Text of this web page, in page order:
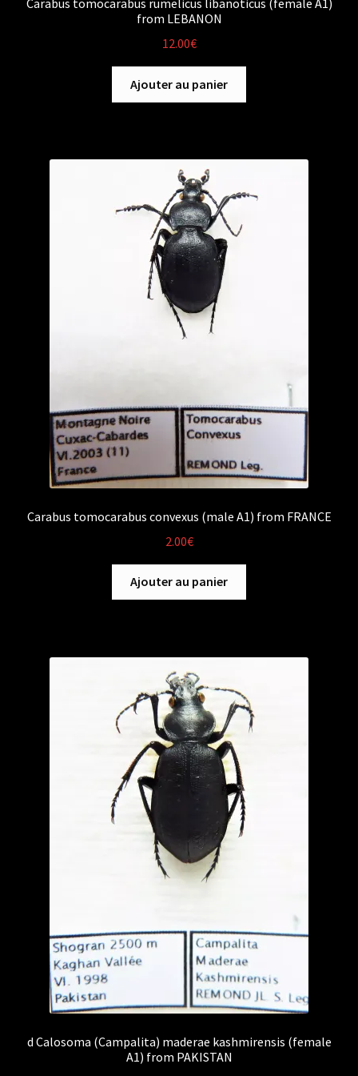
Carabus tomocarabus rumelicus libanoticus (female A1)
from LEBANON
12.00€
Ajouter au panier
Carabus tomocarabus convexus (male A1) from FRANCE
2.00€
Ajouter au panier
d Calosoma (Campalita) maderae kashmirensis (female
A1) from PAKISTAN